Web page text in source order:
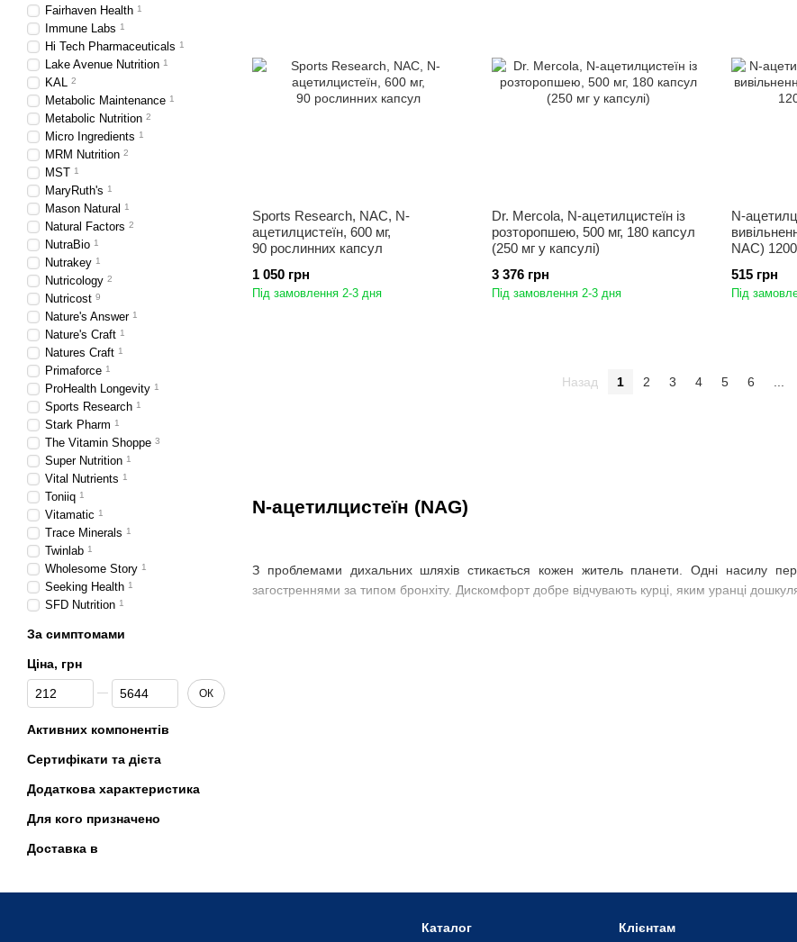
N-ацетилцистеїн (NAG)
З проблемами дихальних шляхів стикається кожен житель планети. Одні насилу
загостреннями за типом бронхіту. Дискомфорт добре відчувають курці, яким уранці
Sports Research, NAC, N-
ацетилцистеїн, 600 мг,
90 рослинних капсул
1 050 грн
Під замовлення 2-3 дня
Dr. Mercola, N-ацетилцистеїн із
розторопшею, 500 мг, 180 капсул
(250 мг у капсулі)
3 376 грн
Під замовлення 2-3 дня
N-
NAC)
515 грн
Під
Назад 1 2 3 4 5 6
Fairhaven Health 1
Immune Labs 1
Hi Tech Pharmaceuticals 1
Lake Avenue Nutrition 1
KAL 2
Metabolic Maintenance 1
Metabolic Nutrition 2
Micro Ingredients 1
MRM Nutrition 2
MST 1
MaryRuth's 1
Mason Natural 1
Natural Factors 2
NutraBio 1
Nutrakey 1
Nutricology 2
Nutricost 9
Nature's Answer 1
Nature's Craft 1
Natures Craft 1
Primaforce 1
ProHealth Longevity 1
Sports Research 1
Stark Pharm 1
The Vitamin Shoppe 3
Super Nutrition 1
Vital Nutrients 1
Toniiq 1
Vitamatic 1
Trace Minerals 1
Twinlab 1
Wholesome Story 1
Seeking Health 1
SFD Nutrition 1
За симптомами
Ціна, грн
Від Ціна, грн
До Ціна, грн ОК
Активних компонентів
Сертифікати та дієта
Додаткова характеристика
Для кого призначено
Доставка в
Каталог Клієнтам